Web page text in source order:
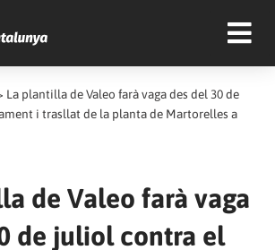
La plantilla de Valeo farà vaga des del 30 de
i trasllat de la planta de Martorelles a
de Valeo farà vaga
de juliol contra el